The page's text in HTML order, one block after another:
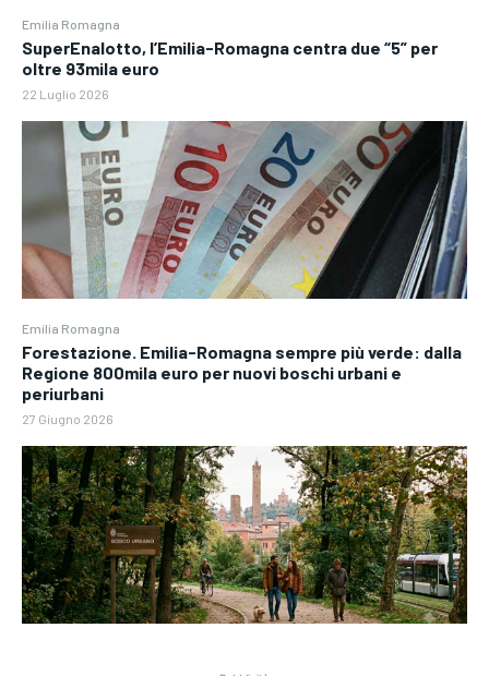
Emilia Romagna
SuperEnalotto, l’Emilia-Romagna centra due “5” per
oltre 93mila euro
22 Luglio 2026
Emilia Romagna
Forestazione. Emilia-Romagna sempre più verde: dalla
Regione 800mila euro per nuovi boschi urbani e
periurbani
27 Giugno 2026